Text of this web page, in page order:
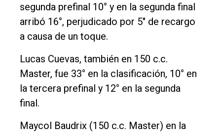
segunda prefinal 10° y en la segunda final
arribó 16°, perjudicado por 5" de recargo
a causa de un toque.
Lucas Cuevas, también en 150 c.c.
Master, fue 33° en la clasificación, 10° en
la tercera prefinal y 12° en la segunda
final.
Maycol Baudrix (150 c.c. Master) en la